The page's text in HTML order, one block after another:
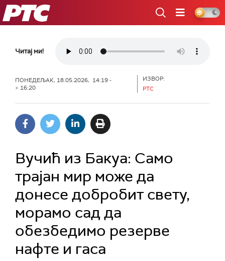
РТС
Читај ми!
ПОНЕДЕЉАК, 18.05.2026, 14:19 -
> 16:20
ИЗВОР:
РТС
Вучић из Бакуа: Само
трајан мир може да
донесе добробит свету,
морамо сад да
обезбедимо резерве
нафте и гаса